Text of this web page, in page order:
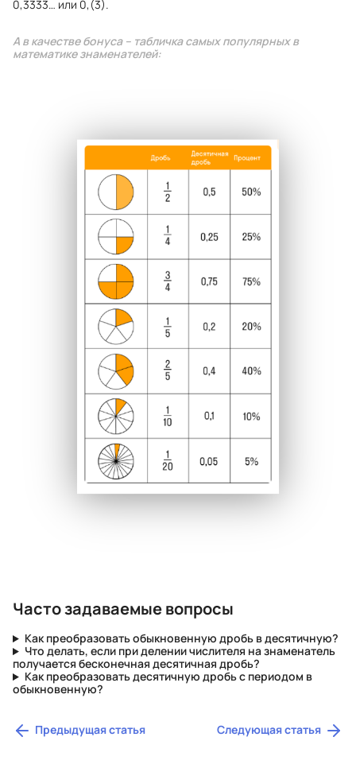
0,3333… или 0,(3).
А в качестве бонуса – табличка самых популярных в
математике знаменателей:
Часто задаваемые вопросы
Как преобразовать обыкновенную дробь в десятичную?
Что делать, если при делении числителя на знаменатель
получается бесконечная десятичная дробь?
Как преобразовать десятичную дробь с периодом в
обыкновенную?
Предыдущая статья Следующая статья